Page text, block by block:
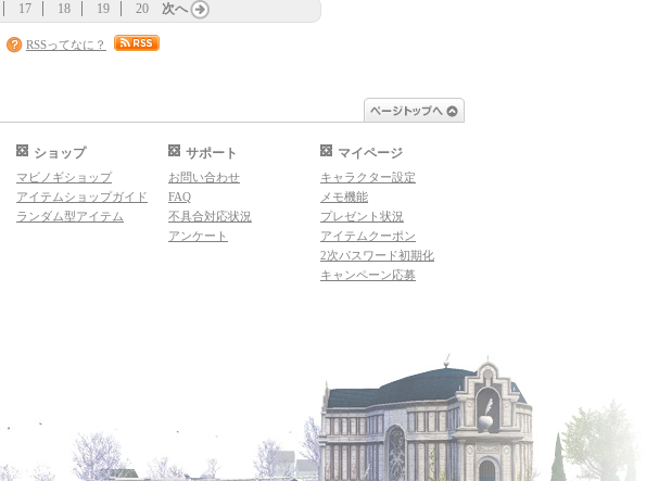
17 18 19 20 次へ
RSSってなに？
ショップ
マビノギショップ
アイテムショップガイド
ランダム型アイテム
サポート
お問い合わせ
FAQ
不具合対応状況
アンケート
マイページ
キャラクター設定
メモ機能
プレゼント状況
アイテムクーポン
2次パスワード初期化
キャンペーン応募